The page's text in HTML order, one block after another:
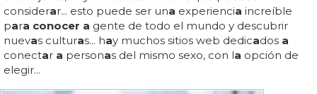
considerar... esto puede ser una experiencia increíble
para conocer a gente de todo el mundo y descubrir
nuevas culturas... hay muchos sitios web dedicados a
conectar a personas del mismo sexo, con la opción de
elegir...